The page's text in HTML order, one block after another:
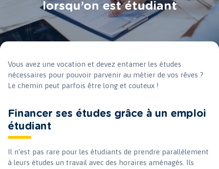
lorsqu’on est étudiant
Vous avez une vocation et devez entamer les études
nécessaires pour pouvoir parvenir au métier de vos rêves ?
Le chemin peut parfois être long et couteux !
Financer ses études grâce à un emploi
étudiant
Il n’est pas rare pour les étudiants de prendre parallèlement
à leurs études un travail avec des horaires aménagés. Ils